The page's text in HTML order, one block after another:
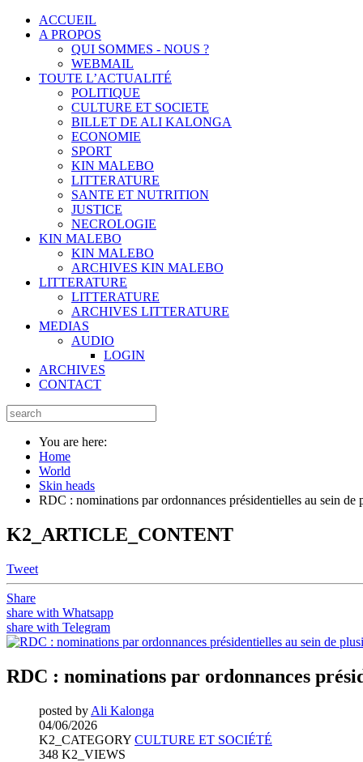
ACCUEIL
A PROPOS
QUI SOMMES - NOUS ?
WEBMAIL
TOUTE L’ACTUALITÉ
POLITIQUE
CULTURE ET SOCIETE
BILLET DE ALI KALONGA
ECONOMIE
SPORT
KIN MALEBO
LITTERATURE
SANTE ET NUTRITION
JUSTICE
NECROLOGIE
KIN MALEBO
KIN MALEBO
ARCHIVES KIN MALEBO
LITTERATURE
LITTERATURE
ARCHIVES LITTERATURE
MEDIAS
AUDIO
LOGIN
ARCHIVES
CONTACT
You are here:
Home
World
Skin heads
RDC : nominations par ordonnances présidentielles au sein de
K2_ARTICLE_CONTENT
Tweet
Share
share with Whatsapp
share with Telegram
RDC : nominations par ordonnances
posted by Ali Kalonga
04/06/2026
K2_CATEGORY CULTURE ET SOCIÉTÉ
348 K2_VIEWS